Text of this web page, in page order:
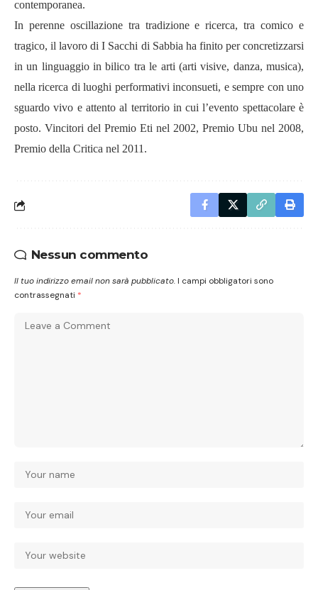
contemporanea.
In perenne oscillazione tra tradizione e ricerca, tra comico e
tragico, il lavoro di I Sacchi di Sabbia ha finito per concretizzarsi
in un linguaggio in bilico tra le arti (arti visive, danza, musica),
nella ricerca di luoghi performativi inconsueti, e sempre con uno
sguardo vivo e attento al territorio in cui l’evento spettacolare è
posto. Vincitori del Premio Eti nel 2002, Premio Ubu nel 2008,
Premio della Critica nel 2011.
Nessun commento
Il tuo indirizzo email non sarà pubblicato. I campi obbligatori sono
contrassegnati *